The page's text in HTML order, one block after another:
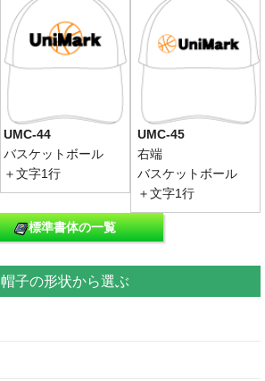
UMC-44
バスケットボール
＋文字1行
UMC-45
右端
バスケットボール
＋文字1行
標準書体の一覧
帽子の形状から選ぶ